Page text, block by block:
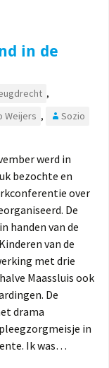
in de
,
Weijers , Sozio
werd in
bezochte en
over
De
handen van de
van de
met drie
Maassluis ook
De
drama
in
Ik was…